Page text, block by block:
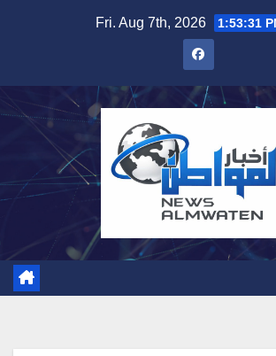
Fri. Aug 7th, 2026 1:53:32